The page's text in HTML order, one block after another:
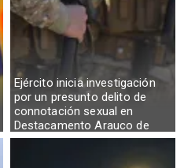
Ejército inicia investigación
por un presunto delito de
connotación sexual en
Destacamento Arauco de
Osorno